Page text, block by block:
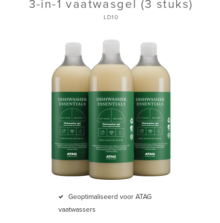
3-in-1 vaatwasgel (3 stuks)
LD10
Geoptimaliseerd voor ATAG
vaatwassers